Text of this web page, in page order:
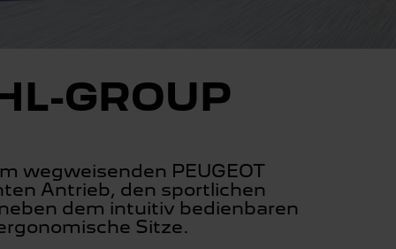
GROUP
wegweisenden PEUGEOT
Antrieb, den sportlichen
dem intuitiv bedienbaren
Sitze.